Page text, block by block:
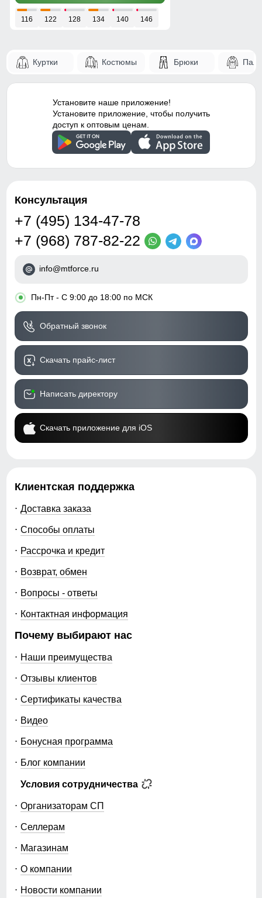
116 122 128 134 140 146
Куртки Костюмы Брюки
Установите наше приложение!
Установите приложение, чтобы получить
доступ к оптовым ценам.
Консультация
+7 (495) 134-47-78
+7 (968) 787-82-22
info@mtforce.ru
• Пн-Пт - С 9:00 до 18:00 по МСК
Обратный звонок
Скачать прайс-лист
Написать директору
Скачать приложение для iOS
Клиентская поддержка
Доставка заказа
Способы оплаты
Рассрочка и кредит
Возврат, обмен
Вопросы - ответы
Контактная информация
Почему выбирают нас
Наши преимущества
Отзывы клиентов
Сертификаты качества
Видео
Бонусная программа
Блог компании
Условия сотрудничества
Организаторам СП
Селлерам
Магазинам
О компании
Новости компании